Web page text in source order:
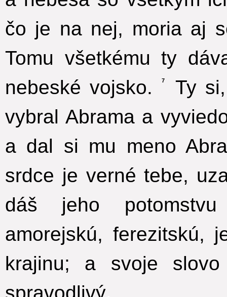
čo je na nej, moria aj
Tomu všetkému ty
nebeské vojsko.
7
Ty
vybral Abrama a
a dal si mu meno
srdce je verné tebe,
dáš jeho potomstvu
amorejskú, ferezitskú,
krajinu; a svoje
spravodlivý.